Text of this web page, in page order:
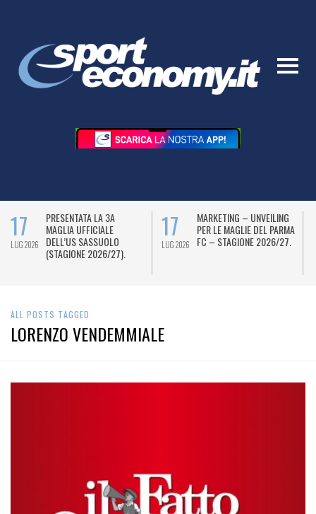
17
LUG 2026
PRESENTATA LA 3A
MAGLIA UFFICIALE
DELL’US SASSUOLO
(STAGIONE 2026/27).
17
LUG 2026
MARKETING – UNVEILING
PER LE MAGLIE DEL PARMA
FC – STAGIONE 2026/27.
ALL POSTS TAGGED
LORENZO VENDEMMIALE